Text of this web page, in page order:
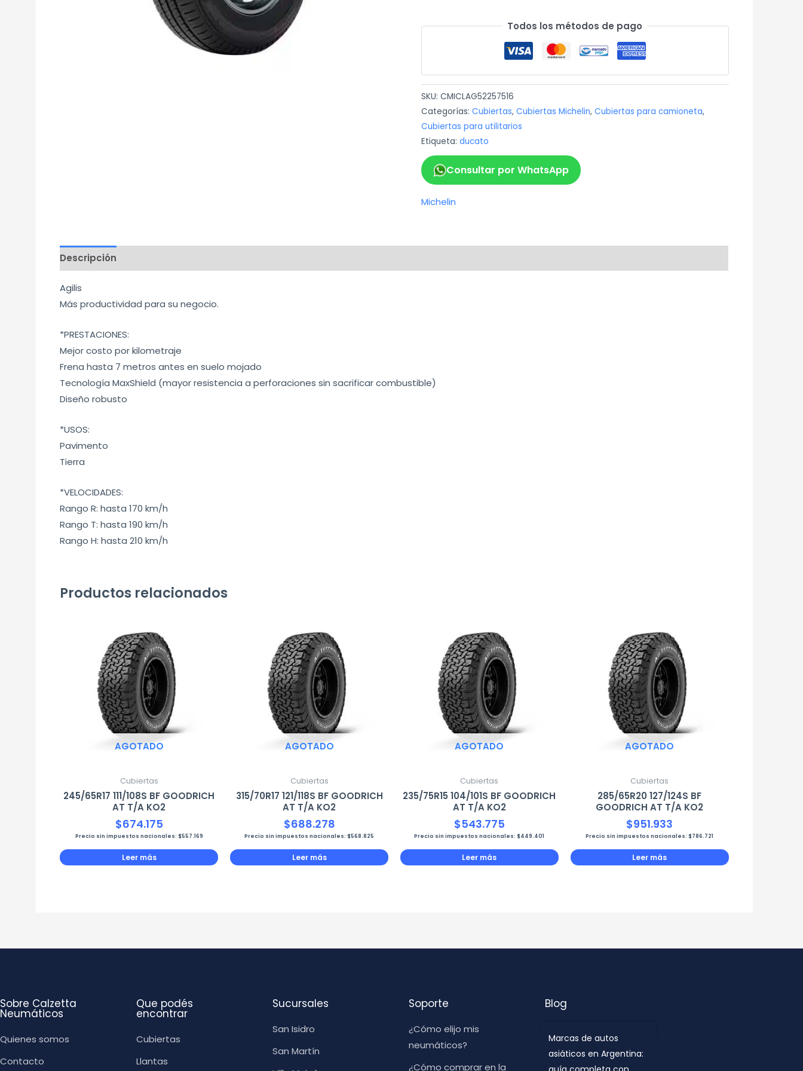
Todos los métodos de pago
SKU: CMICLAG52257516
Categorías: Cubiertas, Cubiertas Michelin, Cubiertas para camioneta,
Cubiertas para utilitarios
Etiqueta: ducato
Consultar por WhatsApp
Michelin
Descripción
Agilis
Más productividad para su negocio.
*PRESTACIONES:
Mejor costo por kilometraje
Frena hasta 7 metros antes en suelo mojado
Tecnología MaxShield (mayor resistencia a perforaciones sin sacrificar combustible)
Diseño robusto
*USOS:
Pavimento
Tierra
*VELOCIDADES:
Rango R: hasta 170 km/h
Rango T: hasta 190 km/h
Rango H: hasta 210 km/h
Productos relacionados
AGOTADO
Cubiertas
245/65R17 111/108S BF GOODRICH
AT T/A KO2
$674.175
Precio sin impuestos nacionales: $557.169
Leer más
AGOTADO
Cubiertas
315/70R17 121/118S BF GOODRICH
AT T/A KO2
$688.278
Precio sin impuestos nacionales: $568.825
Leer más
AGOTADO
Cubiertas
235/75R15 104/101S BF GOODRICH
AT T/A KO2
$543.775
Precio sin impuestos nacionales:$449.401
Leer más
AGOTADO
Cubiertas
285/65R20 127/124S BF
GOODRICH AT T/A KO2
$951.933
Precio sin impuestos nacionales:$786.721
Leer más
Sobre Calzetta
Neumáticos
Quienes somos
Contacto
Que podés
encontrar
Cubiertas
Llantas
Sucursales
San Isidro
San Martín
Soporte
¿Cómo elijo mis
neumáticos?
¿Cómo comprar en la
Blog
Marcas de autos
asiáticos en Argentina: